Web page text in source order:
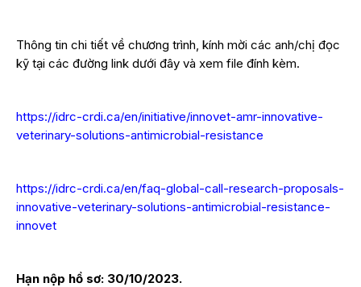
Thông tin chi tiết về chương trình, kính mời các anh/chị đọc
kỹ tại các đường link dưới đây và xem file đính kèm.
https://idrc-crdi.ca/en/initiative/innovet-amr-innovative-
veterinary-solutions-antimicrobial-resistance
https://idrc-crdi.ca/en/faq-global-call-research-proposals-
innovative-veterinary-solutions-antimicrobial-resistance-
innovet
Hạn nộp hồ sơ: 30/10/2023.